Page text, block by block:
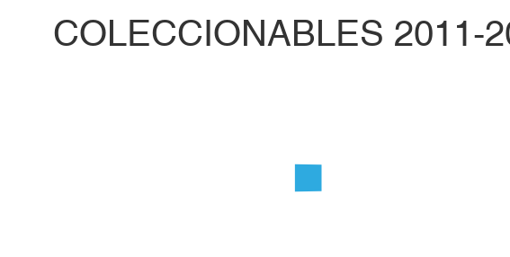
COLECCIONABLES 2011-